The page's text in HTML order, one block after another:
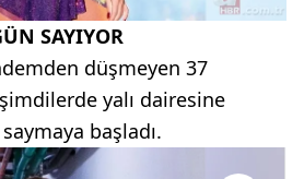
SAYIYOR
düşmeyen 37
yalı dairesine
başladı.